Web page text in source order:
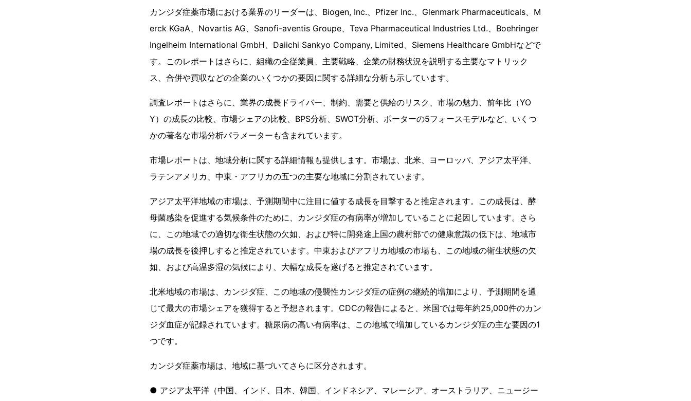
カンジダ症薬市場における業界のリーダーは、Biogen, Inc.、Pfizer Inc.、Glenmark Pharmaceuticals、M
erck KGaA、Novartis AG、Sanofi-aventis Groupe、Teva Pharmaceutical Industries Ltd.、Boehringer
Ingelheim International GmbH、Daiichi Sankyo Company, Limited、Siemens Healthcare GmbHなどで
す。このレポートはさらに、組織の全従業員、主要戦略、企業の財務状況を説明する主要なマトリック
ス、合併や買収などの企業のいくつかの要因に関する詳細な分析も示しています。
調査レポートはさらに、業界の成長ドライバー、制約、需要と供給のリスク、市場の魅力、前年比（YO
Y）の成長の比較、市場シェアの比較、BPS分析、SWOT分析、ポーターの5フォースモデルなど、いくつ
かの著名な市場分析パラメーターも含まれています。
市場レポートは、地域分析に関する詳細情報も提供します。市場は、北米、ヨーロッパ、アジア太平洋、
ラテンアメリカ、中東・アフリカの五つの主要な地域に分割されています。
アジア太平洋地域の市場は、予測期間中に注目に値する成長を目撃すると推定されます。この成長は、酵
母菌感染を促進する気候条件のために、カンジダ症の有病率が増加していることに起因しています。さら
に、この地域での適切な衛生状態の欠如、および特に開発途上国の農村部での健康意識の低下は、地域市
場の成長を後押しすると推定されています。中東およびアフリカ地域の市場も、この地域の衛生状態の欠
如、および高温多湿の気候により、大幅な成長を遂げると推定されています。
北米地域の市場は、カンジダ症、この地域の侵襲性カンジダ症の症例の継続的増加により、予測期間を通
じて最大の市場シェアを獲得すると予想されます。CDCの報告によると、米国では毎年約25,000件のカン
ジダ血症が記録されています。糖尿病の高い有病率は、この地域で増加しているカンジダ症の主な要因の1
つです。
カンジダ症薬市場は、地域に基づいてさらに区分されます。
● アジア太平洋（中国、インド、日本、韓国、インドネシア、マレーシア、オーストラリア、ニュージー